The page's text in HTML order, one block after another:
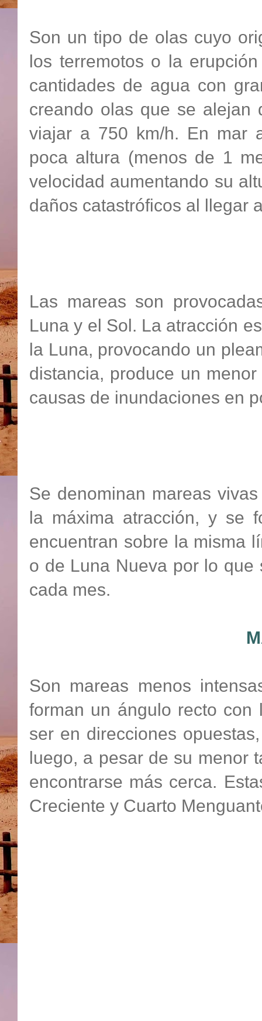
Son un tipo de olas cuyo
los terremotos o la
cantidades de agua con
creando olas que se alejan
viajar a 750 km/h. En mar
poca altura (menos de 1
velocidad aumentando su
daños catastróficos al llegar
Las mareas son
Luna y el Sol. La atracción
la Luna, provocando un
distancia, produce un
causas de inundaciones en
Se denominan mareas
la máxima atracción, y se
encuentran sobre la misma
o de Luna Nueva por lo que
cada mes.
Son mareas menos
forman un ángulo recto con
ser en direcciones
luego, a pesar de su menor
encontrarse más cerca.
Creciente y Cuarto